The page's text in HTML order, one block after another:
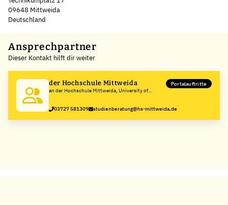
09648 Mittweida
Deutschland
+
−
Ansprechpartner
Dieser Kontakt hilft dir weiter
der Hochschule Mittweida
an der Hochschule Mittweida, University of
Portalauftritte
03727 581309 studienberatung@hs-mittweida.de